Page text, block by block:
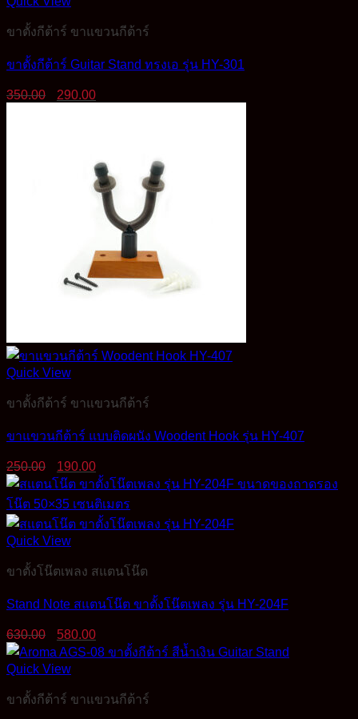
ขาตั้งกีต้าร์ ขาแขวนกีต้าร์
ขาตั้งกีต้าร์ Guitar Stand ทรงเอ รุ่น HY-301
350.00
Original
290.00
Quick View
ขาตั้งกีต้าร์ ขาแขวนกีต้าร์
ขาแขวนกีต้าร์ แบบติดผนัง Woodent Hook รุ่น HY-407
250.00
Original
price
was:
250.00฿.
190.00
price
is:
190.00฿.
Quick View
ขาตั้งโน๊ตเพลง สแตนโน๊ต
Stand Note สแตนโน๊ต ขาตั้งโน๊ตเพลง รุ่น HY-204F
630.00
Original
price
was:
630.00฿.
580.00
price
is:
Quick View
ขาตั้งกีต้าร์ ขาแขวนกีต้าร์